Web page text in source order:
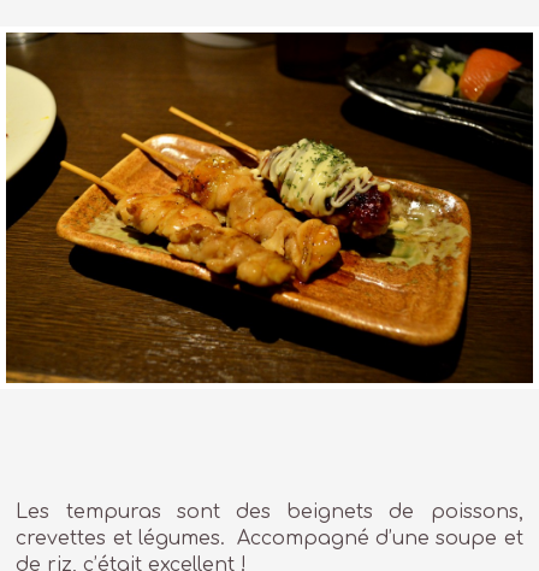
Les tempuras sont des beignets de poissons,
crevettes et légumes. Accompagné d’une soupe et
de riz, c’était excellent !